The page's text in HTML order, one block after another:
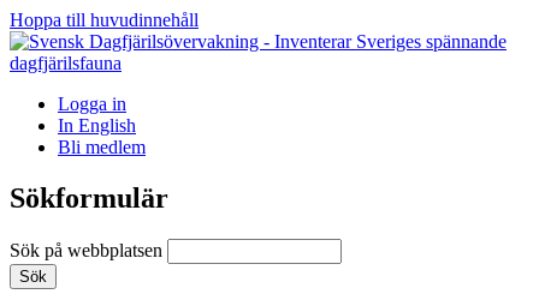
Hoppa till huvudinnehåll
Logga in
In English
Bli medlem
Sökformulär
Sök på webbplatsen